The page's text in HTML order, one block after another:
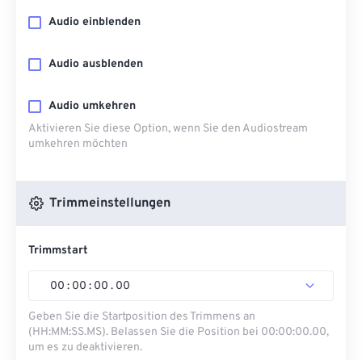
Audio einblenden
Audio ausblenden
Audio umkehren
Aktivieren Sie diese Option, wenn Sie den Audiostream
umkehren möchten
Trimmeinstellungen
Trimmstart
00 : 00 : 00 . 00
Geben Sie die Startposition des Trimmens an
(HH:MM:SS.MS). Belassen Sie die Position bei 00:00:00.00,
um es zu deaktivieren.